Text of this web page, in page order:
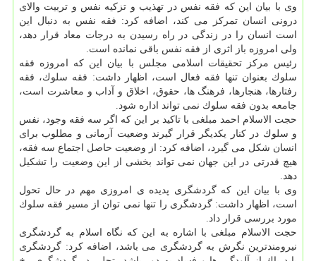
وی با بیان این كه فقه نفس در تهذیب و تزكیه نفس و تربیت والای
درونی انسان تمركز می كند، اضافه كرد: فقه نفس به دنبال این
است انسان را در زندگی در راه رسیدن به درجات معاد قرار دهد،
ولی امروزه باز اثری از فقه نفس باقی نمانده است.
رئیس مركز تحقیقات اسلامی مجلس با بیان این كه امروزه فقه
سلوك بعنوان تنها فقه فعال است، اظهار داشت: فقه سلوك، فقه
رفتارها، هنجارها، فرهنگ ها، حقوق، اخلاق و آداب و معاشرت است،
جامعه بدون فقه سلوك نمی تواند اداره شود.
حجت الاسلام احمد مبلغی با تاكید بر این كه اگر سه فقه وجود، نفس
و سلوك در كنار یكدیگر قرار گیرند وضعیت آرمانی و مطلوب برای
انسان شكل می گیرد، اضافه كرد: از وضعیت حاصل اجتماع سه فقه،
هیچ قدرتی در این جهان نمی تواند بخشی از این وضعیت را تشكیل
دهد.
وی با بیان این كه گردشگری پدیده ی امروزی مهم در حال تحول
است، اظهار داشت: گردشگری را تنها نمی توان از مسیر فقه سلوك
مورد بررسی قرار داد.
حجت الاسلام مبلغی با اشاره به این كه نگاه اسلام به گردشگری
نیرومندترین نگرش به گردشگری می باشد، اضافه كرد: گردشگری